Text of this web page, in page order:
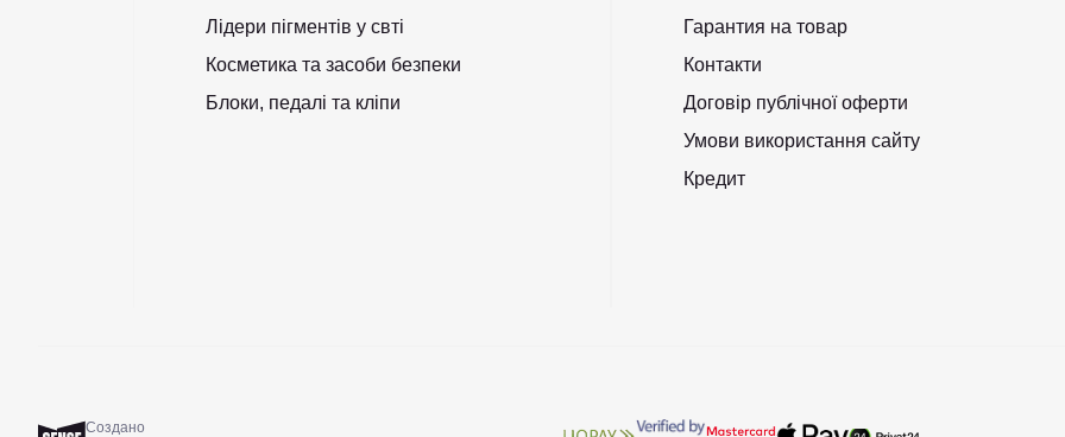
Лідери пігментів у свті
Косметика та засоби безпеки
Блоки, педалі та кліпи
Гарантия на товар
Контакти
Договір публічної оферти
Умови використання сайту
Кредит
Создано